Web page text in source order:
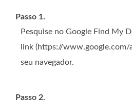
Passo 1.
Pesquise no Google Find My
link (https://
seu navegador.
Passo 2.